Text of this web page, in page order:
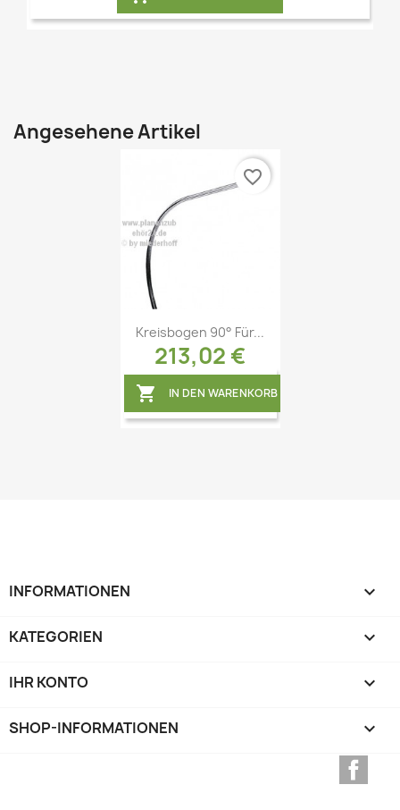
Vorschau
Angesehene Artikel
Vorschau
Kreisbogen 90° Für...
213,02 €
 IN DEN WARENKORB
favorite_border
INFORMATIONEN 
KATEGORIEN 
IHR KONTO 
SHOP-INFORMATIONEN keyboard_arrow_down